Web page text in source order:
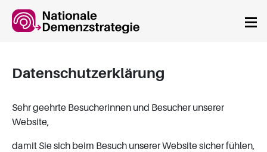
Datenschutzerklärung
Sehr geehrte Besucherinnen und Besucher unserer
Website,
damit Sie sich beim Besuch unserer Website sicher fühlen,